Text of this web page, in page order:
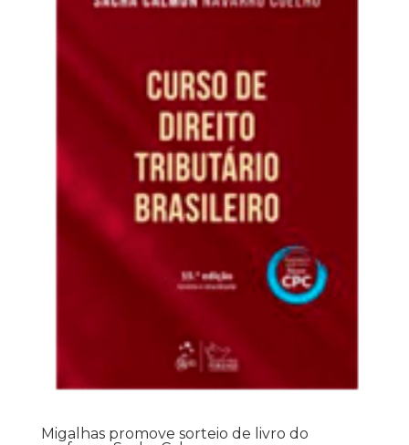
Migalhas promove sorteio de livro do